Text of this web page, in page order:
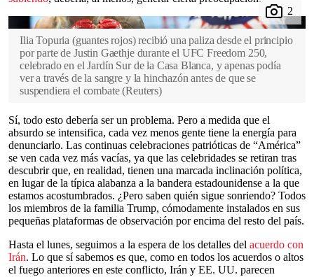
Ilia Topuria (guantes rojos) recibió una paliza desde el principio
por parte de Justin Gaethje durante el UFC Freedom 250,
celebrado en el Jardín Sur de la Casa Blanca, y apenas podía
ver a través de la sangre y la hinchazón antes de que se
suspendiera el combate (Reuters)
Sí, todo esto debería ser un problema. Pero a medida que el
absurdo se intensifica, cada vez menos gente tiene la energía para
denunciarlo. Las continuas celebraciones patrióticas de “América”
se ven cada vez más vacías, ya que las celebridades se retiran tras
descubrir que, en realidad, tienen una marcada inclinación política,
en lugar de la típica alabanza a la bandera estadounidense a la que
estamos acostumbrados. ¿Pero saben quién sigue sonriendo? Todos
los miembros de la familia Trump, cómodamente instalados en sus
pequeñas plataformas de observación por encima del resto del país.
Hasta el lunes, seguimos a la espera de los detalles del acuerdo con
Irán. Lo que sí sabemos es que, como en todos los acuerdos o altos
el fuego anteriores en este conflicto, Irán y EE. UU. parecen